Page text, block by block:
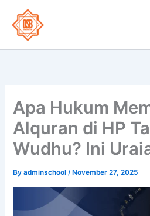
content
Apa Hukum
Alquran di HP
Wudhu? Ini
Byadminschool/ November 27, 2025